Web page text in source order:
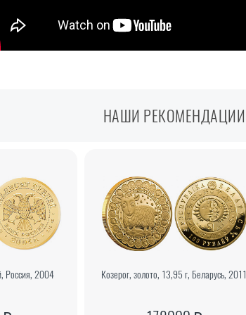
НАШИ РЕКОМЕНДАЦИИ
Россия, 2004 Козерог, золото, 13,95 г, Беларусь, 2011